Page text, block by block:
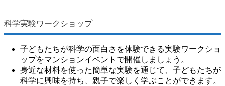
科学実験ワークショップ
子どもたちが科学の面白さを体験できる実験ワークショ
ップをマンションイベントで開催しましょう。
身近な材料を使った簡単な実験を通じて、子どもたちが
科学に興味を持ち、親子で楽しく学ぶことができます。